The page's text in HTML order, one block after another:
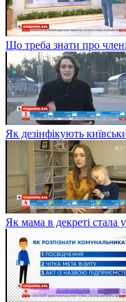
Що треба знати про
Як дезінфікують
Як мама в декреті